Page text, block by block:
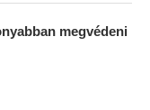
megvédeni